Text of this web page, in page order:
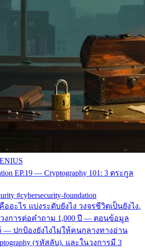
EP.19 — Cryptography 101: 3 ตระกูล
#cybersecurity-foundation
ออะไร แบ่งระดับยังไง วงจรชีวิตเป็นยังไง.
งการต่อคำถาม 1,000 ปี — ตอนข้อมูล
— ปกป้องยังไงไม่ให้คนกลางทางอ่าน
(รหัสลับ). และในวงการมี 3